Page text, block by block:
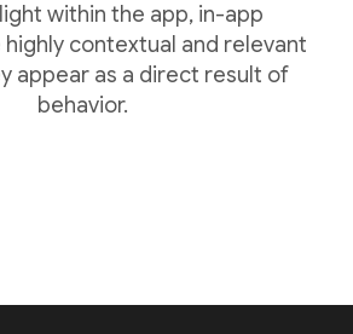
within the app, in-app
contextual and relevant
appear as a direct result of
behavior.